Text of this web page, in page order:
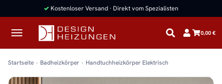
✓ Kostenloser Versand · Direkt vom Spezialisten
0,00 €
Startseite Badheizkörper Handtuchheizkörper Elektrisch